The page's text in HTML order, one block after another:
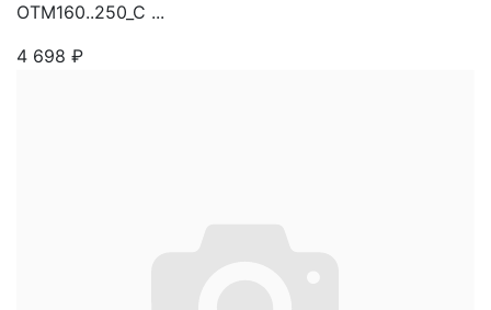
OTM160..250_C ...
4 698 ₽